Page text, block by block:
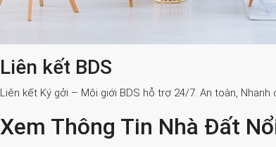
Liên kết BDS
Liên kết Ký gởi – Môi giới BDS hỗ trợ 24/7. An toàn,
Xem Thông Tin Nhà Đất